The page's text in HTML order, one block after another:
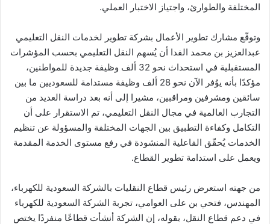
المختلفة والطوارئ، واجتياز الاختبار العملي.
وتوقّع مشارك تطوير الأعمال بشركة تطوير لخدمات النقل التعليمي
عبدالعزيز بن محمد الفدا أن يُسهم النقل التعليمي بحسب المؤشرات
المستقبلية في استحداث نحو 32 ألف وظيفة جديدة للمواطنين،
مؤكدًا بأنه يوُفر الآن نحو 28 ألف وظيفة مستدامة للسعوديين ما بين
سائقين ومشرفين ومراقبين، مشيرا إلى أنه بعد دراسة العديد من
التجارب العالمية في مجال النقل التعليمي، تم الاستقرار على أن
التكامل وكفاءة التطبيق بين الجهات المختلفة والمسؤولة عن تنظيم
الخدمات يُحقّق الفاعلية المنشودة في رفع مستوى الخدمة المقدمة
ويعمل على استدامة تطوير القطاع.
من جهته استعرض رئيس قطاع النقليات بالشركة السعودية للكهرباء،
المهندس، فتحي بن على العوامي، تجربة الشركة السعودية للكهرباء
في دعم قطاع النقل، بقوله، إن الشركة أنشأت قطاعًا منفردًا يختص